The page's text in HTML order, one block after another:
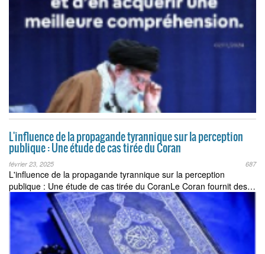
L'influence de la propagande tyrannique sur la perception
publique : Une étude de cas tirée du Coran
février 23, 2025 687
L'influence de la propagande tyrannique sur la perception
publique : Une étude de cas tirée du CoranLe Coran fournit des…